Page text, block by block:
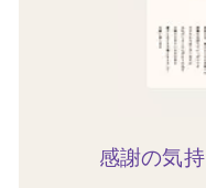
感謝の気